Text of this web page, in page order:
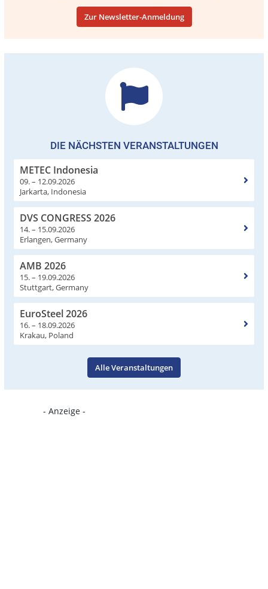
Zur Newsletter-Anmeldung
DIE NÄCHSTEN VERANSTALTUNGEN
METEC Indonesia
09. – 12.09.2026
Jarkarta, Indonesia
DVS CONGRESS 2026
14. – 15.09.2026
Erlangen, Germany
AMB 2026
15. – 19.09.2026
Stuttgart, Germany
EuroSteel 2026
16. – 18.09.2026
Krakau, Poland
Alle Veranstaltungen
- Anzeige -